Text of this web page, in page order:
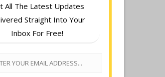
All The Latest Updates
Straight Into Your
Inbox For Free!